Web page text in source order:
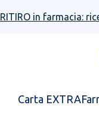
RITIRO in farmacia:
Carta EXTRA